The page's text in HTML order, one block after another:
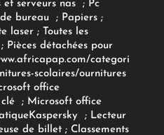
et serveurs nas ; Pc
de bureau ; Papiers;
laser; Toutes les
; Pièces détachées pour
categori
scolaires/ournitures
office
; Microsoft office
Kaspersky ; Lecteur
de billet; Classements